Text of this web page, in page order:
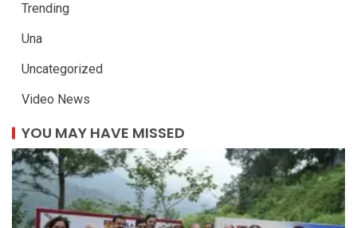
Trending
Una
Uncategorized
Video News
YOU MAY HAVE MISSED